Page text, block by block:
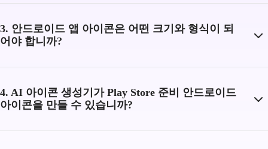
3. 안드로이드 앱 아이콘은 어떤 크기와 형식이 되
어야 합니까?
4. AI 아이콘 생성기가 Play Store 준비 안드로이드
아이콘을 만들 수 있습니까?